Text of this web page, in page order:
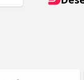
Ultra